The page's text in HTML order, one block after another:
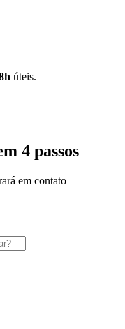
úteis.
4 passos
em contato